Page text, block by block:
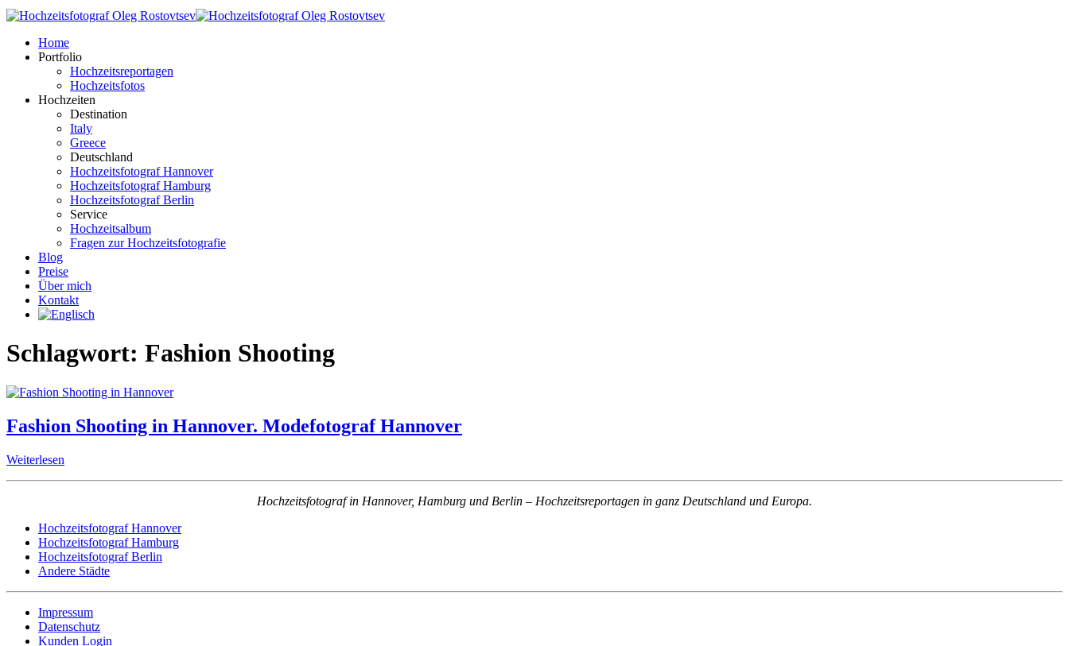
Home
Portfolio
Hochzeitsreportagen
Hochzeitsfotos
Hochzeiten
Destination
Italy
Greece
Deutschland
Hochzeitsfotograf Hannover
Hochzeitsfotograf Hamburg
Hochzeitsfotograf Berlin
Service
Hochzeitsalbum
Fragen zur Hochzeitsfotografie
Blog
Preise
Über mich
Kontakt
Schlagwort: Fashion Shooting
Fashion Shooting in Hannover. Modefotograf Hannover
Weiterlesen
Hochzeitsfotograf in Hannover, Hamburg und Berlin – Hochzeitsreportagen in ganz Deutschland und Europa.
Hochzeitsfotograf Hannover
Hochzeitsfotograf Hamburg
Hochzeitsfotograf Berlin
Andere Städte
Impressum
Datenschutz
Kunden Login